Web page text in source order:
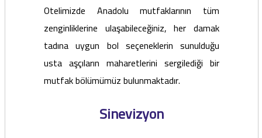
Otelimizde Anadolu mutfaklarının tüm
zenginliklerine ulaşabileceğiniz, her damak
tadına uygun bol seçeneklerin sunulduğu
usta aşçıların maharetlerini sergilediği bir
mutfak bölümümüz bulunmaktadır.
Sinevizyon